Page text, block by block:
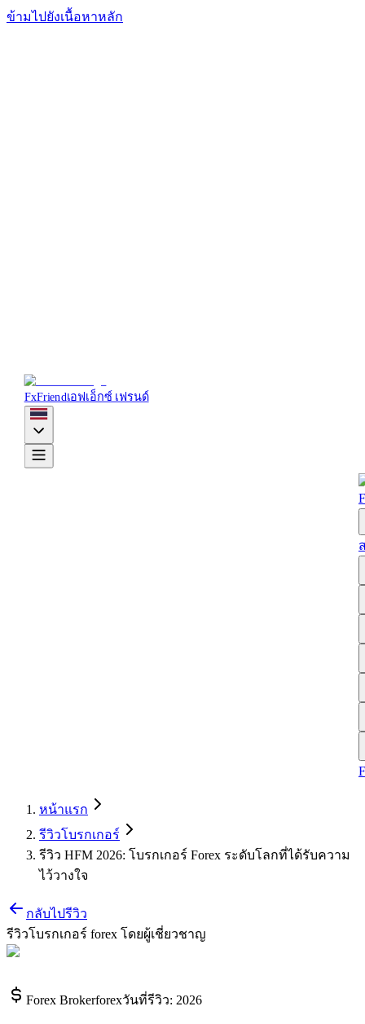
ข้ามไปยังเนื้อหาหลัก
FxFriend เอฟเอ็กซ์ เฟรนด์
FxFriendเอฟเอ็กซ์ เฟรนด์
หน้าแรก
รีวิวโบรกเกอร์
รีวิว HFM 2026: โบรกเกอร์ Forex ระดับโลกที่ได้รับความ
ไว้วางใจ
กลับไปรีวิว
รีวิวโบรกเกอร์ forex โดยผู้เชี่ยวชาญ
Forex Brokerforexวันที่รีวิว: 2026